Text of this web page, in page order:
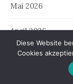
Mai 2026
April 2026
März 2026
Diese Website
Cookies